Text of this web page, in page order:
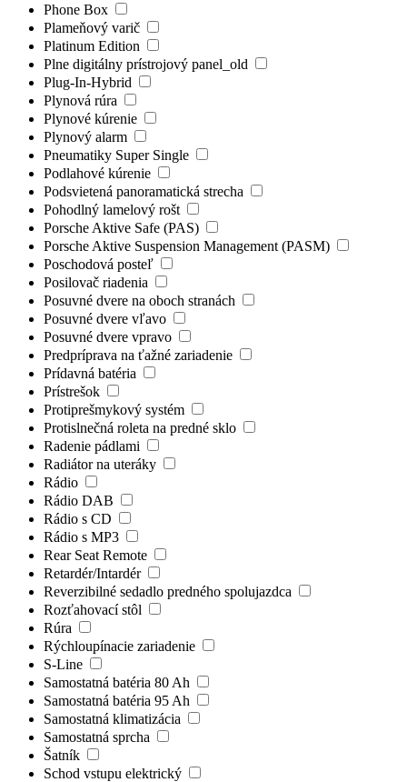
Phone Box
Plameňový varič
Platinum Edition
Plne digitálny prístrojový panel_old
Plug-In-Hybrid
Plynová rúra
Plynové kúrenie
Plynový alarm
Pneumatiky Super Single
Podlahové kúrenie
Podsvietená panoramatická strecha
Pohodlný lamelový rošt
Porsche Aktive Safe (PAS)
Porsche Aktive Suspension Management (PASM)
Poschodová posteľ
Posilovač riadenia
Posuvné dvere na oboch stranách
Posuvné dvere vľavo
Posuvné dvere vpravo
Predpríprava na ťažné zariadenie
Prídavná batéria
Prístrešok
Protiprešmykový systém
Protislnečná roleta na predné sklo
Radenie pádlami
Radiátor na uteráky
Rádio
Rádio DAB
Rádio s CD
Rádio s MP3
Rear Seat Remote
Retardér/Intardér
Reverzibilné sedadlo predného spolujazdca
Rozťahovací stôl
Rúra
Rýchloupínacie zariadenie
S-Line
Samostatná batéria 80 Ah
Samostatná batéria 95 Ah
Samostatná klimatizácia
Samostatná sprcha
Šatník
Schod vstupu elektrický